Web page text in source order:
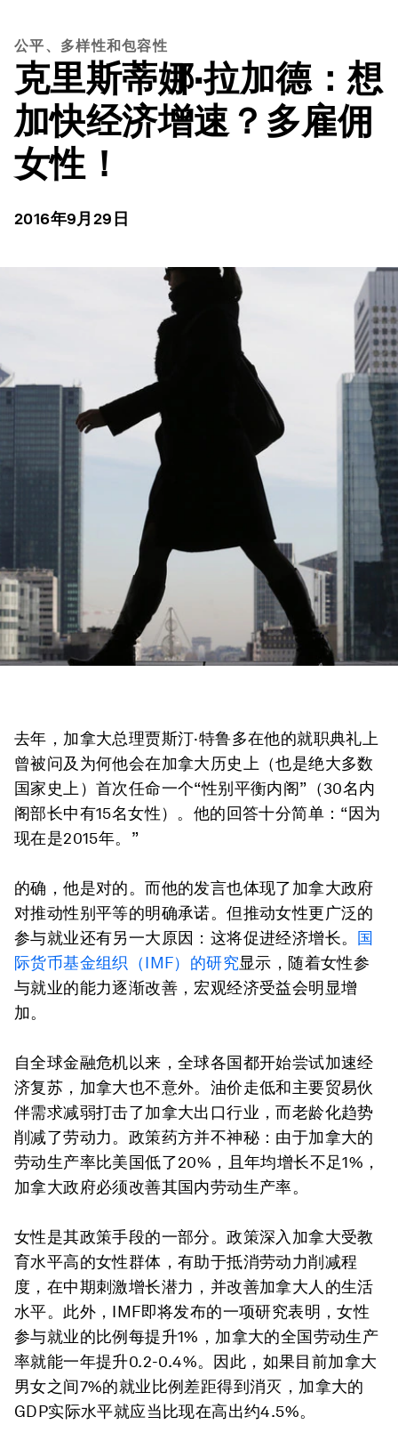
公平、多样性和包容性
克里斯蒂娜·拉加德：想
加快经济增速？多雇佣
女性！
2016年9月29日
去年，加拿大总理贾斯汀·特鲁多在他的就职典礼上
曾被问及为何他会在加拿大历史上（也是绝大多数
国家史上）首次任命一个“性别平衡内阁”（30名内
阁部长中有15名女性）。他的回答十分简单：“因为
现在是2015年。”
的确，他是对的。而他的发言也体现了加拿大政府
对推动性别平等的明确承诺。但推动女性更广泛的
参与就业还有另一大原因：这将促进经济增长。 国
际货币基金组织（IMF）的研究显示，随着女性参
与就业的能力逐渐改善，宏观经济受益会明显增
加。
自全球金融危机以来，全球各国都开始尝试加速经
济复苏，加拿大也不意外。油价走低和主要贸易伙
伴需求减弱打击了加拿大出口行业，而老龄化趋势
削减了劳动力。政策药方并不神秘：由于加拿大的
劳动生产率比美国低了20%，且年均增长不足1%，
加拿大政府必须改善其国内劳动生产率。
女性是其政策手段的一部分。政策深入加拿大受教
育水平高的女性群体，有助于抵消劳动力削减程
度，在中期刺激增长潜力，并改善加拿大人的生活
水平。此外，IMF即将发布的一项研究表明，女性
参与就业的比例每提升1%，加拿大的全国劳动生产
率就能一年提升0.2-0.4%。因此，如果目前加拿大
男女之间7%的就业比例差距得到消灭，加拿大的
GDP实际水平就应当比现在高出约4.5%。